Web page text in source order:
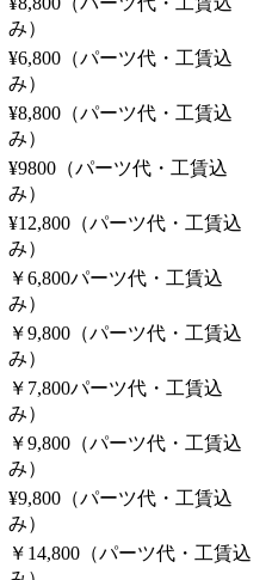
み）
¥6,800（パーツ代・工賃込
み）
¥8,800（パーツ代・工賃込
み）
¥9800（パーツ代・工賃込
み）
¥12,800（パーツ代・工賃込
み）
￥6,800パーツ代・工賃込
み）
￥9,800（パーツ代・工賃込
み）
￥7,800パーツ代・工賃込
み）
￥9,800（パーツ代・工賃込
み）
¥9,800（パーツ代・工賃込
み）
￥14,800（パーツ代・工賃込